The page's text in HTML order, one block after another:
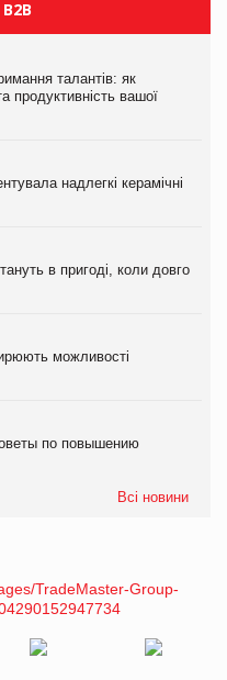
талантів: як
продуктивність вашої
надлегкі керамічні
в пригоді, коли довго
можливості
по повышению
Всі новини